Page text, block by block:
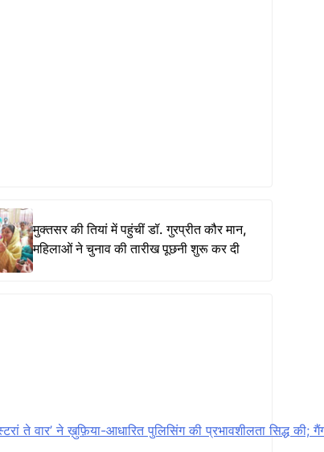
मुक्तसर की तियां में पहुंचीं डॉ. गुरप्रीत कौर मान,
महिलाओं ने चुनाव की तारीख पूछनी शुरू कर दी